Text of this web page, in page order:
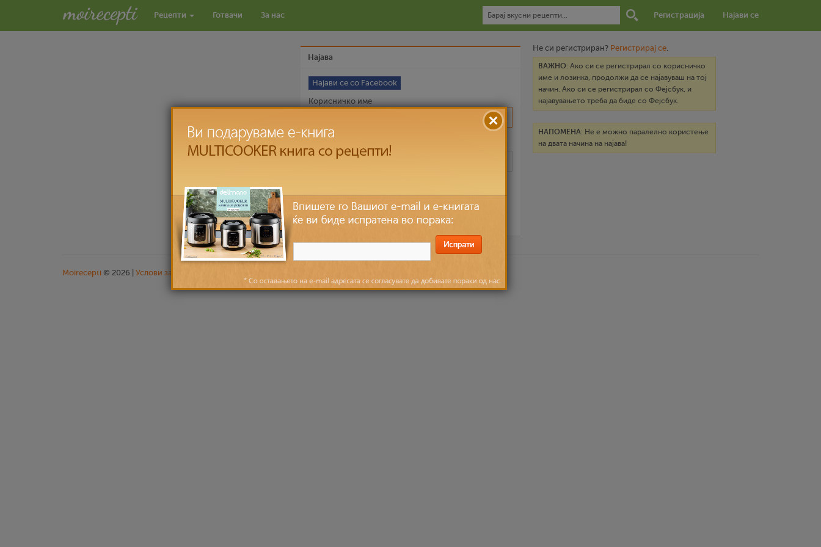
Рецепти Готвачи За нас Регистрација Најави се
Најава
Не си регистриран? Регистрирај се.
ВАЖНО: Ако си се регистрирал со корисничко
име и лозинка, продолжи да се најавуваш на тој
начин. Ако си се регистрирал со Фејсбук, и
најавувањето треба да биде со Фејсбук.
НАПОМЕНА: Не е можно паралелно користење
на двата начина на најава!
Најави се со Facebook
Корисничко име
Ја заборави лозинката?
Moirecepti © 2026 | Услови за користење